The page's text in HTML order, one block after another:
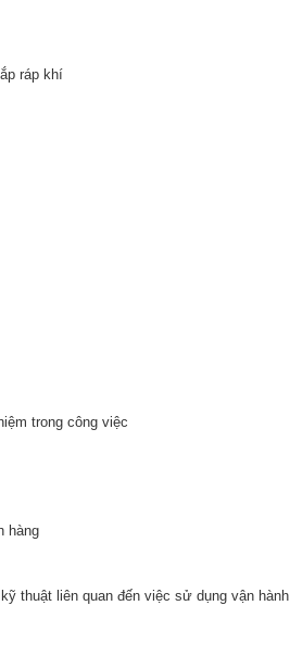
ráp khí
trong công việc
hàng
thuật liên quan đến việc sử dụng vận hành